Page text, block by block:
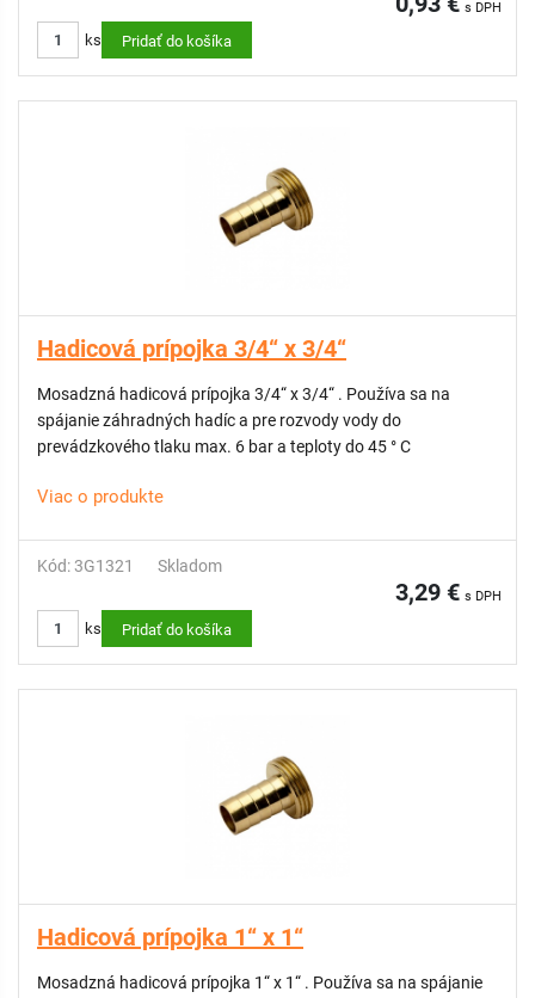
s DPH
ks Pridať do košíka
Hadicová prípojka 3/4“ x 3/4“
Mosadzná hadicová prípojka 3/4“ x 3/4“ . Používa sa na
spájanie záhradných hadíc a pre rozvody vody do
prevádzkového tlaku max. 6 bar a teploty do 45 ° C
Viac o produkte
Kód: 3G1321 Skladom
3,29 € s DPH
ks Pridať do košíka
Hadicová prípojka 1“ x 1“
Mosadzná hadicová prípojka 1“ x 1“ . Používa sa na spájanie